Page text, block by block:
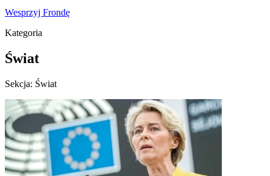
Wesprzyj Frondę
Kategoria
Świat
Sekcja: Świat